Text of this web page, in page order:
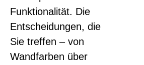
Funktionalität. Die
Entscheidungen, die
Sie treffen – von
Wandfarben über